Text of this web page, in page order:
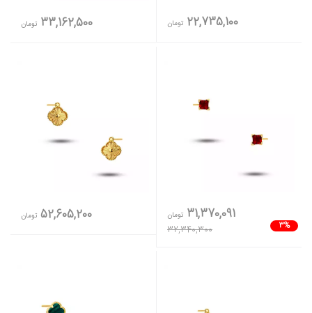
22,735,100 تومان 33,162,500 تومان
3%
31,370,091 تومان
32,340,300
52,605,200 تومان